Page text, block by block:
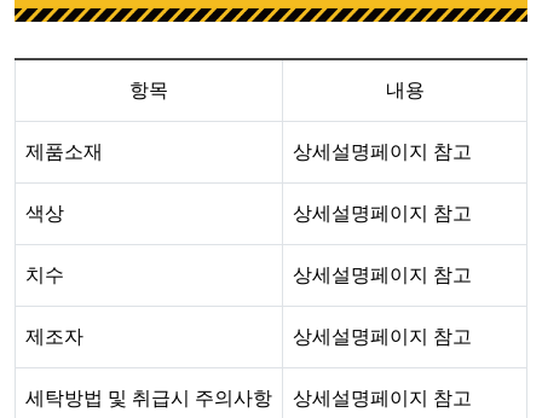
항목 내용
제품소재 상세설명페이지 참고
색상 상세설명페이지 참고
치수 상세설명페이지 참고
제조자 상세설명페이지 참고
세탁방법 및 취급시 주의사항 상세설명페이지 참고